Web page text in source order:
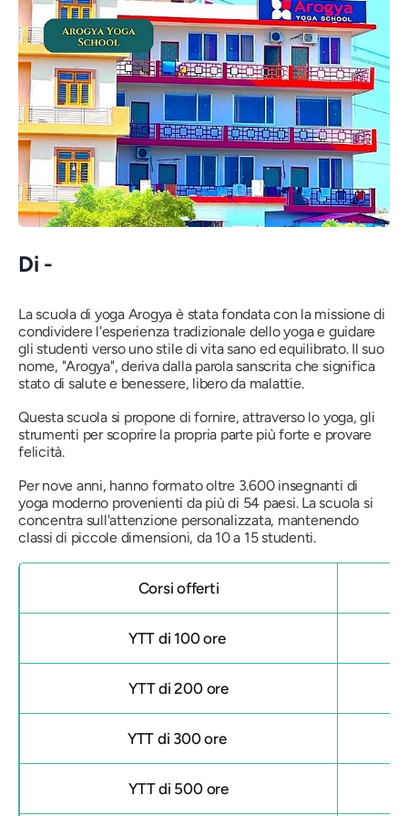
Di -
La scuola di yoga Arogya è stata fondata con la missione di
condividere l'esperienza tradizionale dello yoga e guidare
gli studenti verso uno stile di vita sano ed equilibrato. Il suo
nome, "Arogya", deriva dalla parola sanscrita che significa
stato di salute e benessere, libero da malattie.
Questa scuola si propone di fornire, attraverso lo yoga, gli
strumenti per scoprire la propria parte più forte e provare
felicità.
Per nove anni, hanno formato oltre 3.600 insegnanti di
yoga moderno provenienti da più di 54 paesi. La scuola si
concentra sull'attenzione personalizzata, mantenendo
classi di piccole dimensioni, da 10 a 15 studenti.
Corsi offerti
YTT di 100 ore
YTT di 200 ore
YTT di 300 ore
YTT di 500 ore